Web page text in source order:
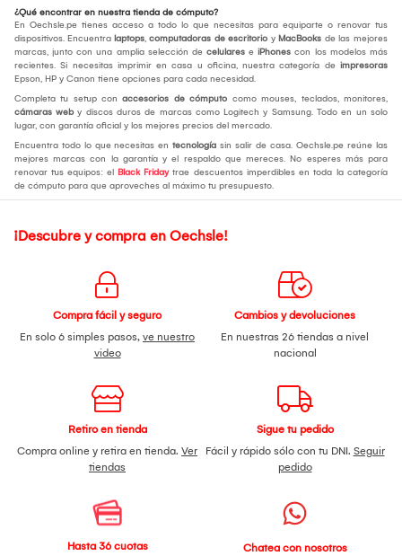
¿Qué encontrar en nuestra tienda de cómputo?
En Oechsle.pe tienes acceso a todo lo que necesitas para equiparte o renovar tus
dispositivos. Encuentra laptops, computadoras de escritorio y MacBooks de las mejores
marcas, junto con una amplia selección de celulares e iPhones con los modelos más
recientes. Si necesitas imprimir en casa u oficina, nuestra categoría de impresoras
Epson, HP y Canon tiene opciones para cada necesidad.
Completa tu setup con accesorios de cómputo como mouses, teclados, monitores,
cámaras weby discos duros de marcas como Logitech y Samsung. Todo en un solo
lugar, con garantía oficial y los mejores precios del mercado.
Encuentra todo lo que necesitas en tecnología sin salir de casa. Oechsle.pe reúne las
mejores marcas con la garantía y el respaldo que mereces. No esperes más para
renovar tus equipos: el Black Fridaytrae descuentos imperdibles en toda la categoría
de cómputo para que aproveches al máximo tu presupuesto.
¡Descubre y compra en Oechsle!
Compra fácil y seguro
En solo 6 simples pasos, ve nuestro
video
Cambios y devoluciones
En nuestras 26 tiendas a nivel
nacional
Retiro en tienda
Compra online y retira en tienda. Ver
tiendas
Sigue tu pedido
Fácil y rápido sólo con tu DNI. Seguir
pedido
Hasta 36 cuotas
Chatea con nosotros